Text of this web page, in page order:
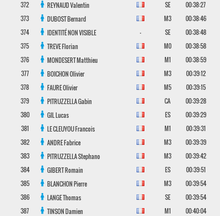
372
REYNAUDValentin SE
00:38:27
373
DUBOSTBernard M3
00:38:46
374
IDENTITÉ NON VISIBLE - SE
00:38:48
375
TREVEFlorian M0
00:38:58
376
MONDESERTMatthieu M1
00:38:59
377
BOICHONOlivier M3
00:39:12
378
FAUREOlivier M5
00:39:15
379
PITRUZZELLAGabin CA
00:39:28
380
GILLucas ES
00:39:29
381
LE CLEUYOUFrancois M1
00:39:31
382
ANDREFabrice M3
00:39:39
383
PITRUZZELLAStephano M3
00:39:42
384
GIBERTRomain ES
00:39:51
385
BLANCHONPierre M3
00:39:54
386
LANGEThomas SE
00:39:54
387
TINSONDamien M1
00:40:04